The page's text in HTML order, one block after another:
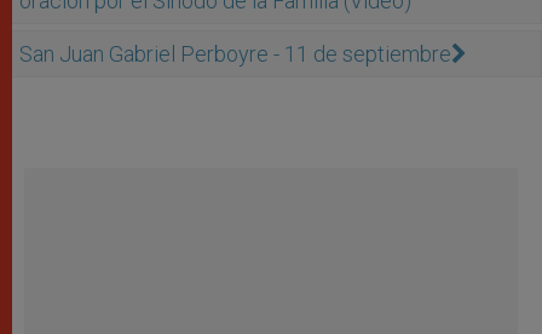
San Juan Gabriel Perboyre - 11 de septiembre